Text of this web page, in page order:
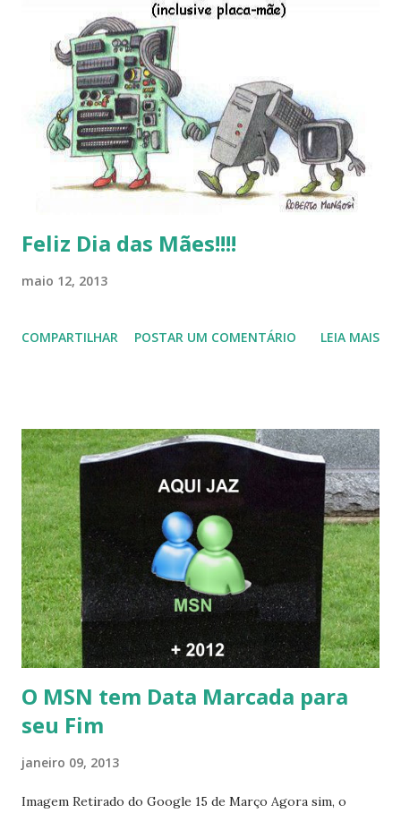
Linux (como sempre), o lançamento do Windows 8 e a sua
baixa taxa de adesão pelos usuários, entre out ros. Gostaria
de desejar a todos Boas Festas e que em 2013 possamos
estar juntos novamente. Feliz Natal!!!! F eli z 2013 a todos!!!
Feliz Dia das Mães!!!!
maio 12, 2013
COMPARTILHAR POSTAR UM COMENTÁRIO LEIA MAIS
O MSN tem Data Marcada para
seu Fim
janeiro 09, 2013
Imagem Retirado do Google 15 de Março Agora sim, o